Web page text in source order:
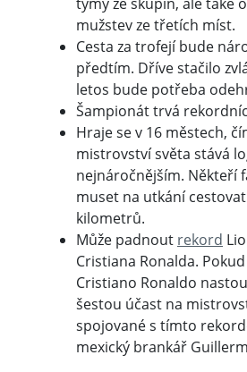
mužstev ze třetích míst.
Cesta za trofejí bude
předtím. Dříve stačilo
letos bude potřeba
Šampionát trvá
Hraje se v 16 městech,
mistrovství světa stává
nejnáročnějším. Někteří
muset na utkání
kilometrů.
Může padnout rekord
Cristiana Ronalda.
Cristiano Ronaldo
šestou účast na
spojované s tímto
mexický brankář